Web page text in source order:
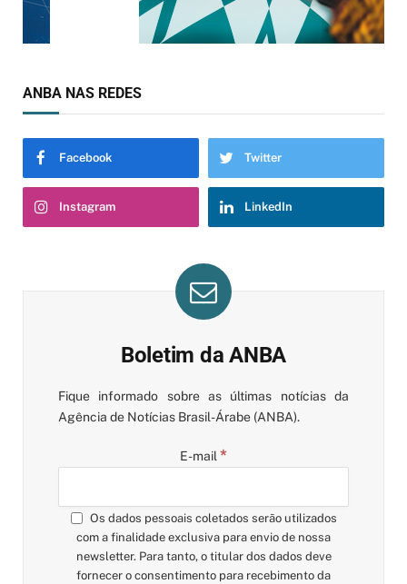
ANBA NAS REDES
Facebook Twitter
Instagram LinkedIn
Boletim da ANBA
Fique informado sobre as últimas notícias da
Agência de Notícias Brasil-Árabe (ANBA).
E-mail*
Os dados pessoais coletados serão utilizados
com a finalidade exclusiva para envio de nossa
newsletter. Para tanto, o titular dos dados deve
fornecer o consentimento para recebimento da